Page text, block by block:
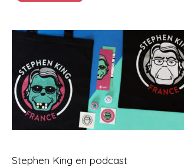
Stephen King en podcast